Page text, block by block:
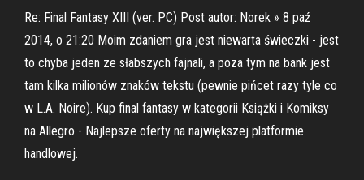
Re: Final Fantasy XIII (ver. PC) Post autor: Norek » 8 paź
2014, o 21:20 Moim zdaniem gra jest niewarta świeczki - jest
to chyba jeden ze słabszych fajnali, a poza tym na bank jest
tam kilka milionów znaków tekstu (pewnie pińcet razy tyle co
w L.A. Noire). Kup final fantasy w kategorii Książki i Komiksy
na Allegro - Najlepsze oferty na największej platformie
handlowej.